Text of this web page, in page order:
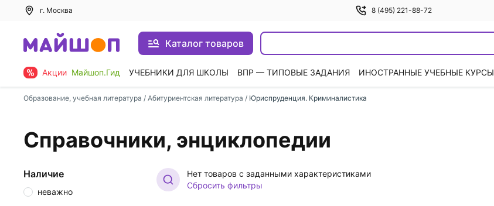
г. Москва 8 (495) 221-88-72
Каталог товаров
Акции Майшоп.Гид УЧЕБНИКИ ДЛЯ ШКОЛЫ ВПР — ТИПОВЫЕ ЗАДАНИЯ ИНОСТРАННЫЕ УЧЕБНЫЕ КУРСЫ
Образование, учебная литература / Абитуриентская литература / Юриспруденция. Криминалистика
Справочники, энциклопедии
Нет товаров с заданными характеристиками
Сбросить фильтры
Наличие
неважно